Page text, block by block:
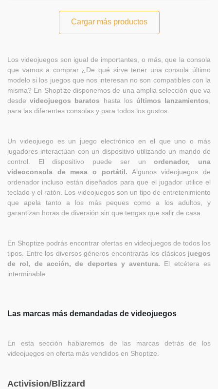
Cargar más productos
Los videojuegos son igual de importantes, o más, que la consola
que vamos a comprar ¿De qué sirve tener una consola último
modelo si los juegos que nos interesan no son compatibles con la
misma? En Shoptize disponemos de una amplia selección que va
desdevideojuegos baratos hasta los últimos lanzamientos
para las diferentes consolas y para todos los gustos.
Un videojuego es un juego electrónico en el que uno o más
jugadores interactúan con un dispositivo utilizando un mando de
control. El dispositivo puede ser unordenador, una
videoconsola de mesa o portátil. Algunos videojuegos de
ordenador incluso están diseñados para que el jugador utilice el
teclado y el ratón. Los videojuegos son un tipo de entretenimiento
que apela tanto a los más peques como a los adultos, y
garantizan horas de diversión sin que tengas que salir de casa.
En Shoptize podrás encontrar ofertas en videojuegos de todos los
tipos. Entre los diversos géneros encontrarás los clásicos juegos
de rol, de acción, de deportes y aventura. El etcétera es
interminable.
Las marcas más demandadas de videojuegos
En esta sección hablaremos de las marcas detrás de los
videojuegos en oferta más vendidos en Shoptize.
Activision/Blizzard